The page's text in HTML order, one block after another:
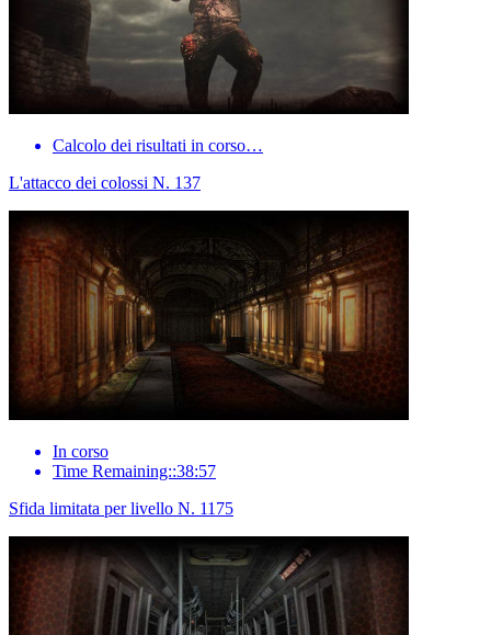
Calcolo dei risultati in corso…
L'attacco dei colossi N. 137
In corso
Time Remaining::38:57
Sfida limitata per livello N. 1175